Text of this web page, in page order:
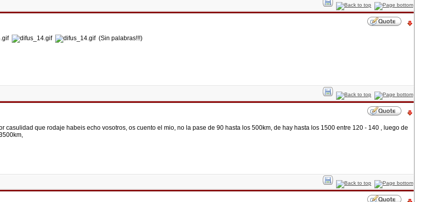
(Sin palabras!!!)
casulidad que rodaje habeis echo vosotros, os cuento el mio, no la pase de 90 hasta los 500km, de hay hasta los 1500 entre 120 - 140 , luego de